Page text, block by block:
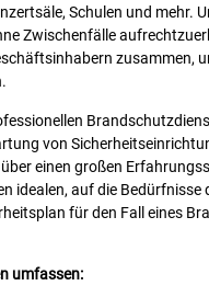
Schulen und mehr.
Zwischenfälle
zusammen,
von
einen großen
idealen, auf die Bedürfnisse
für den Fall eines
umfassen: